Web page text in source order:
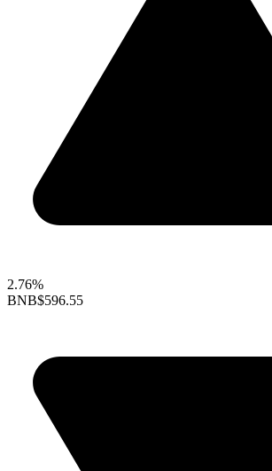
2.76%
BNB$596.55